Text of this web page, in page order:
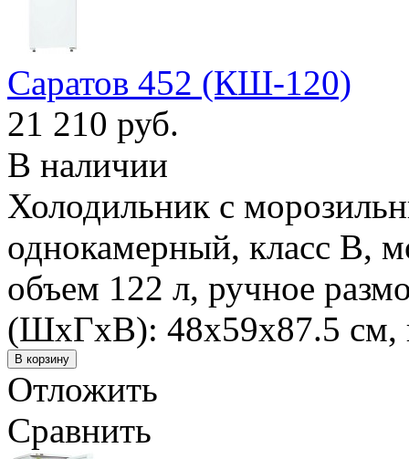
Саратов 452 (КШ-120)
21 210 руб.
В наличии
Холодильник с
однокамерный, класс B,
объем 122 л, ручное
(ШxГxВ): 48x59x87.5 см,
Отложить
Сравнить